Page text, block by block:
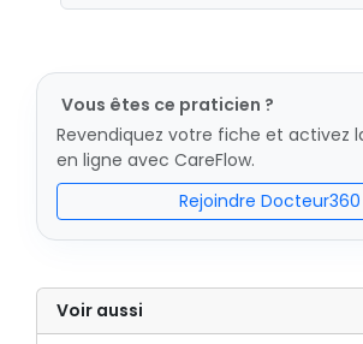
Vous êtes ce praticien ?
Revendiquez votre fiche et activez
en ligne avec CareFlow.
Rejoindre Docteur360
Voir aussi